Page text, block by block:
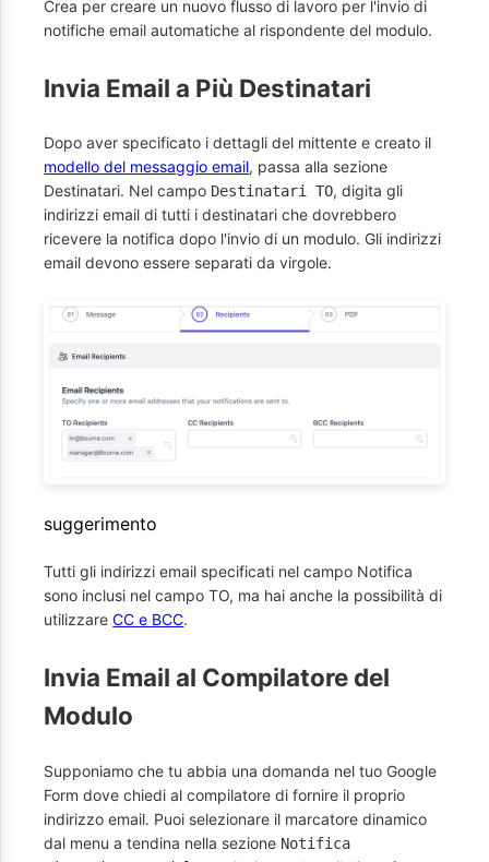
Crea per creare un nuovo flusso di lavoro per l'invio di
notifiche email automatiche al rispondente del modulo.
Invia Email a Più Destinatari
Dopo aver specificato i dettagli del mittente e creato il
modello del messaggio email, passa alla sezione
Destinatari. Nel campo Destinatari TO, digita gli
indirizzi email di tutti i destinatari che dovrebbero
ricevere la notifica dopo l'invio di un modulo. Gli indirizzi
email devono essere separati da virgole.
suggerimento
Tutti gli indirizzi email specificati nel campo Notifica
sono inclusi nel campo TO, ma hai anche la possibilità di
utilizzareCC e BCC.
Invia Email al Compilatore del
Modulo
Supponiamo che tu abbia una domanda nel tuo Google
Form dove chiedi al compilatore di fornire il proprio
indirizzo email. Puoi selezionare il marcatore dinamico
dal menu a tendina nella sezione Notifica